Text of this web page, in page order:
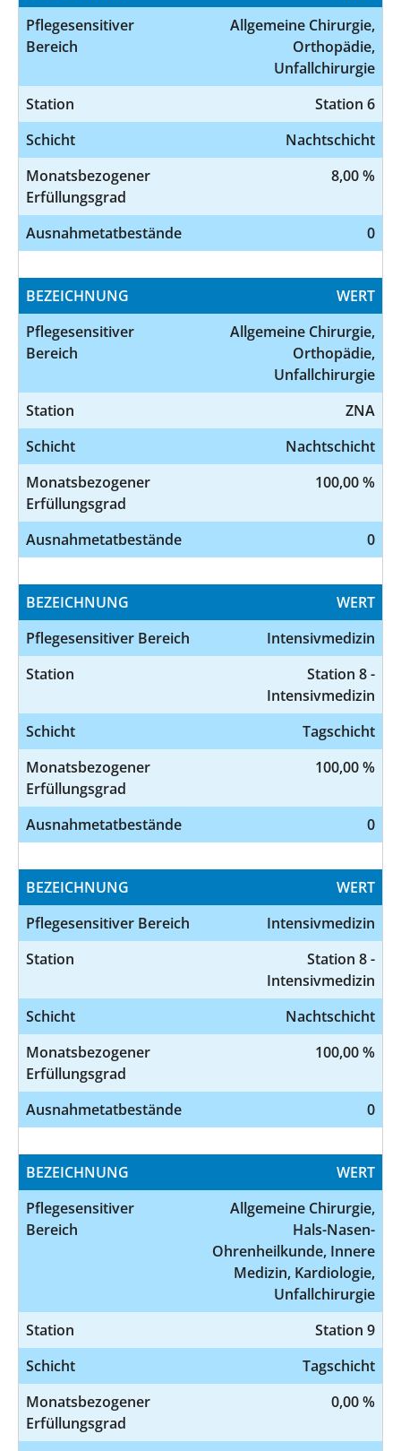
Pflegesensitiver
Bereich
Allgemeine Chirurgie,
Orthopädie,
Unfallchirurgie
Station
Station 6
Schicht
Nachtschicht
Monatsbezogener
Erfüllungsgrad
8,00 %
Ausnahmetatbestände 0
BEZEICHNUNG
WERT
Pflegesensitiver
Bereich
Allgemeine Chirurgie,
Orthopädie,
Unfallchirurgie
Station
ZNA
Schicht
Nachtschicht
Monatsbezogener
Erfüllungsgrad
100,00 %
Ausnahmetatbestände 0
BEZEICHNUNG
WERT
Pflegesensitiver Bereich
Intensivmedizin
Station
Station 8 -
Intensivmedizin
Schicht
Tagschicht
Monatsbezogener
Erfüllungsgrad
100,00 %
Ausnahmetatbestände 0
BEZEICHNUNG
WERT
Pflegesensitiver Bereich
Intensivmedizin
Station
Station 8 -
Intensivmedizin
Schicht
Nachtschicht
Monatsbezogener
Erfüllungsgrad
100,00 %
Ausnahmetatbestände 0
BEZEICHNUNG
WERT
Pflegesensitiver
Bereich
Allgemeine Chirurgie,
Hals-Nasen-
Ohrenheilkunde, Innere
Medizin, Kardiologie,
Unfallchirurgie
Station
Station 9
Schicht
Tagschicht
Monatsbezogener
Erfüllungsgrad
0,00 %